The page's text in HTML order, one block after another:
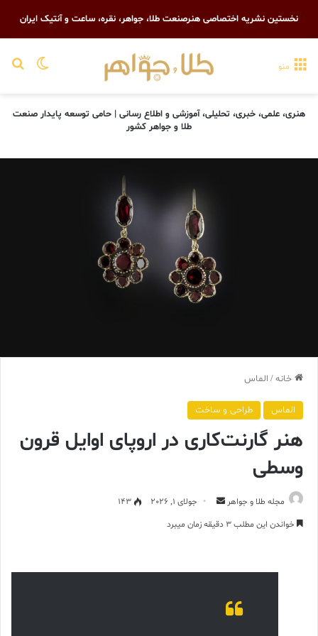
نخستین نشریه اختصاصی هنرصنعت طلا، جواهر، نقره، ساعت و آنتیک ایران
تغییر منو
هنری، علمی، خبری، تحلیلی، آموزشی و اطلاع رسانی | حامی توسعه پایدار صنعت
طلا و جواهر کشور
خانه/ الماس
الماس طراحی و ساخت
هنر گارنت‌کاری در اروپای اوایل قرون
وسطی
مجله طلا و جواهر
ارسال
جولای 1, 2026
143
خواندن این مطلب 3 دقیقه زمان میبرد